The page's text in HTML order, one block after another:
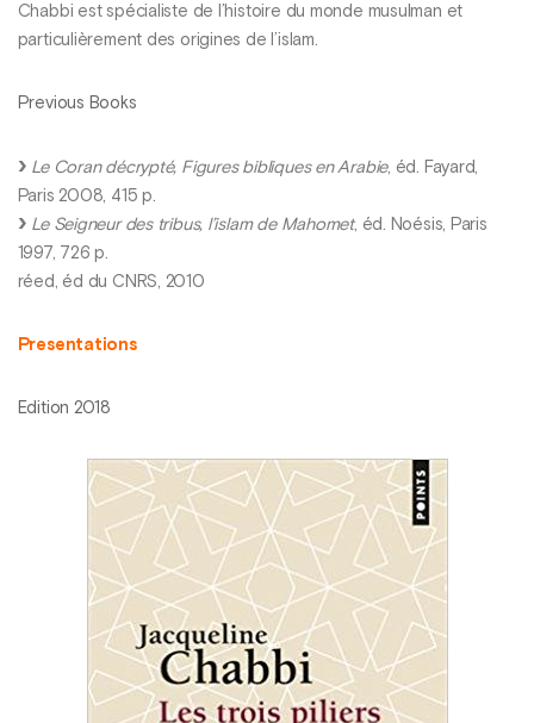
Chabbi est spécialiste de l’histoire du monde musulman et
particulièrement des origines de l’islam.
Previous Books
Le Coran décrypté, Figures bibliques en Arabie, éd. Fayard,
Paris 2008, 415 p.
Le Seigneur des tribus, l’islam de Mahomet, éd. Noésis, Paris
1997, 726 p.
réed, éd du CNRS, 2010
Presentations
Edition 2018